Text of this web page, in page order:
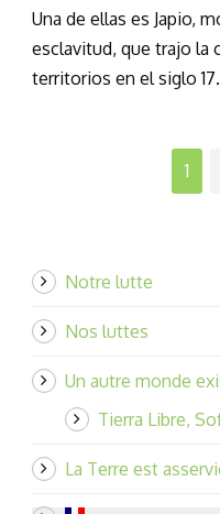
Una de ellas es Japio,
esclavitud, que trajo la
territorios en el siglo
1
Notre lutte
Nos luttes
Un autre monde
Tierra Libre,
La Terre est